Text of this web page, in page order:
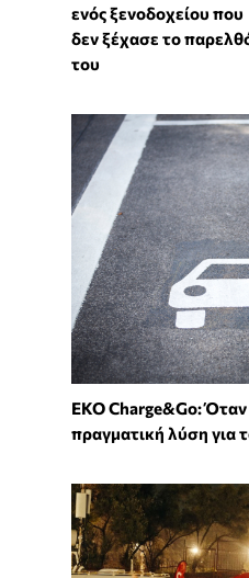
ενός ξενοδοχείου που
δεν ξέχασε το
του
EKO Charge&Go:
πραγματική λύση για